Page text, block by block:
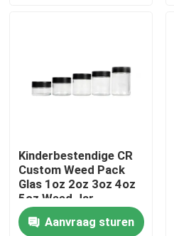
Huis
Videos
Over ons
Kinderbestendige CR
Custom Weed Pack
Glas 1oz 2oz 3oz 4oz
5oz Weed Jar
Aanvraag sturen